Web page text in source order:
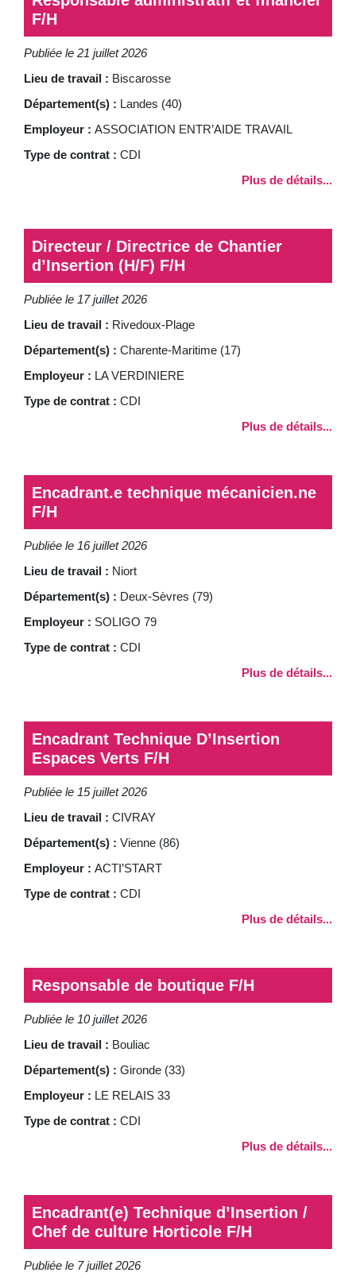
F/H
Publiée le 21 juillet 2026
Lieu de travail : Biscarosse
Département(s) : Landes (40)
Employeur : ASSOCIATION ENTR’AIDE TRAVAIL
Type de contrat : CDI
Plus de détails...
Directeur / Directrice de Chantier
d’Insertion (H/F) F/H
Publiée le 17 juillet 2026
Lieu de travail : Rivedoux-Plage
Département(s) : Charente-Maritime (17)
Employeur : LA VERDINIERE
Type de contrat : CDI
Plus de détails...
Encadrant.e technique mécanicien.ne
F/H
Publiée le 16 juillet 2026
Lieu de travail : Niort
Département(s) : Deux-Sèvres (79)
Employeur : SOLIGO 79
Type de contrat : CDI
Plus de détails...
Encadrant Technique D’Insertion
Espaces Verts F/H
Publiée le 15 juillet 2026
Lieu de travail : CIVRAY
Département(s) : Vienne (86)
Employeur : ACTI’START
Type de contrat : CDI
Plus de détails...
Responsable de boutique F/H
Publiée le 10 juillet 2026
Lieu de travail : Bouliac
Département(s) : Gironde (33)
Employeur : LE RELAIS 33
Type de contrat : CDI
Plus de détails...
Encadrant(e) Technique d’Insertion /
Chef de culture Horticole F/H
Publiée le 7 juillet 2026